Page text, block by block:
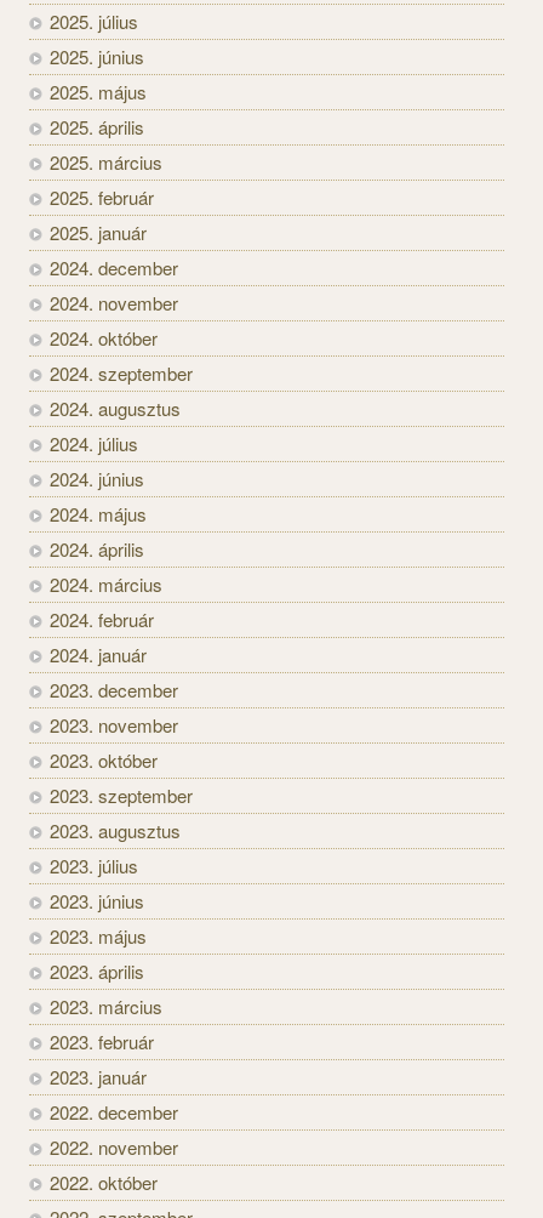
2025. július
2025. június
2025. május
2025. április
2025. március
2025. február
2025. január
2024. december
2024. november
2024. október
2024. szeptember
2024. augusztus
2024. július
2024. június
2024. május
2024. április
2024. március
2024. február
2024. január
2023. december
2023. november
2023. október
2023. szeptember
2023. augusztus
2023. július
2023. június
2023. május
2023. április
2023. március
2023. február
2023. január
2022. december
2022. november
2022. október